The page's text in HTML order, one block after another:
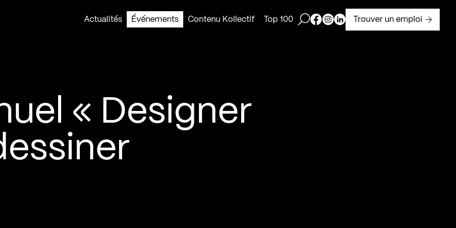
Actualités
Événements Contenu Kollectif Top 100 Ouvrir la barre de recherche
Page Facebook de Kollectif
Page Instagram de Kollectif
Page Linkedin de Kollectif
Trouver un emploi
« Designer